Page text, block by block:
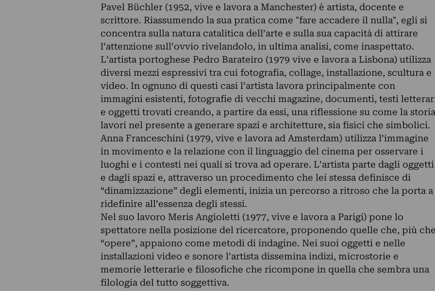
Pavel Büchler (1952, vive e lavora a Manchester) è artista, docente e
scrittore. Riassumendo la sua pratica come "fare accadere il nulla", egli si
concentra sulla natura catalitica dell’arte e sulla sua capacità di attirare
l’attenzione sull’ovvio rivelandolo, in ultima analisi, come inaspettato.
L’artista portoghese Pedro Barateiro (1979 vive e lavora a Lisbona) utilizza
diversi mezzi espressivi tra cui fotografia, collage, installazione, scultura e
video. In ognuno di questi casi l’artista lavora principalmente con
immagini esistenti, fotografie di vecchi magazine, documenti, testi
e oggetti trovati creando, a partire da essi, una riflessione su come la storia
lavori nel presente a generare spazi e architetture, sia fisici che simbolici.
Anna Franceschini (1979, vive e lavora ad Amsterdam) utilizza l’immagine
in movimento e la relazione con il linguaggio del cinema per osservare i
luoghi e i contesti nei quali si trova ad operare. L’artista parte dagli oggetti
e dagli spazi e, attraverso un procedimento che lei stessa definisce di
“dinamizzazione” degli elementi, inizia un percorso a ritroso che la porta a
ridefinire all’essenza degli stessi.
Nel suo lavoro Meris Angioletti (1977, vive e lavora a Parigi) pone lo
spettatore nella posizione del ricercatore, proponendo quelle che, più
“opere”, appaiono come metodi di indagine. Nei suoi oggetti e nelle
installazioni video e sonore l’artista dissemina indizi, microstorie e
memorie letterarie e filosofiche che ricompone in quella che sembra una
filologia del tutto soggettiva.